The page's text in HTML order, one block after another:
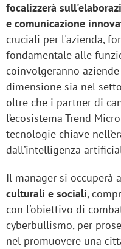
focalizzerà
e comunicazione
cruciali per l'azienda,
fondamentale alle
coinvolgeranno
dimensione sia nel
oltre che i partner di
l’ecosistema Trend
tecnologie chiave
dall’intelligenza
Il manager si occuperà
culturali e sociali,
con l'obiettivo di
cyberbullismo, per
nel promuovere una